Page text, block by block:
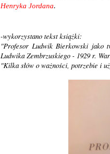
Henryka Jordana.
-wykorzystano tekst książki:
"Profesor Ludwik Bierkowski jako
Ludwika Zembrzuskiego - 1929 r.
"Kilka słów o ważności, potrzebie i